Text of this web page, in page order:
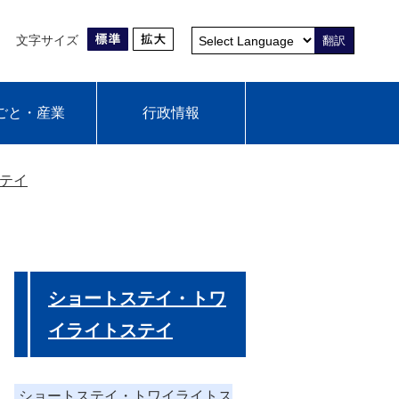
文字サイズ 翻訳
と・産業 行政情報
イ
ショートステイ・トワ
イライトステイ
ショートステイ・トワイライトス